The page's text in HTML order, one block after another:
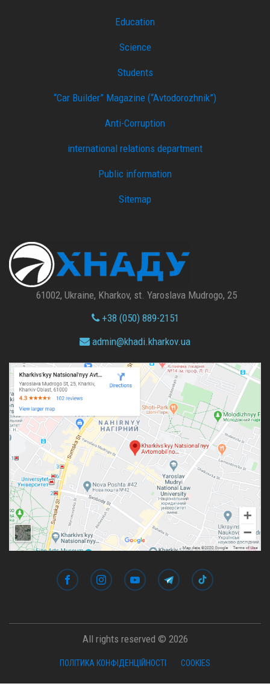
Education
Science
Students
“Car Builder” Magazine (“Avtodorozhnik”)
Anti-Corruption
international relations department
Public information
Sitemap
61002, Ukraine, Kharkov, st. Yaroslava Mudrogo, 25
+38 (050) 889-2151
admin@khadi.kharkov.ua
All rights reserved © 2026
ПОЛІТИКА КОНФІДЕНЦІЙНОСТІ COOKIES